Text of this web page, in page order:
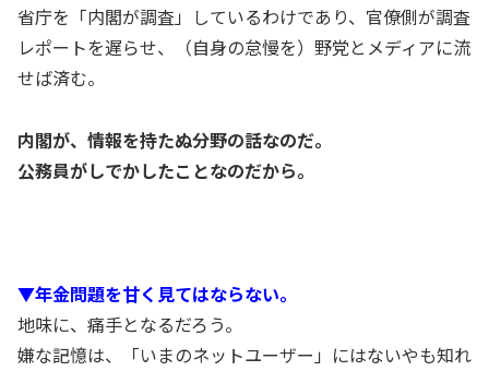
省庁を「内閣が調査」しているわけであり、官僚側が調査
レポートを遅らせ、（自身の怠慢を）野党とメディアに流
せば済む。
内閣が、情報を持たぬ分野の話なのだ。
公務員がしでかしたことなのだから。
▼年金問題を甘く見てはならない。
地味に、痛手となるだろう。
嫌な記憶は、「いまのネットユーザー」にはないやも知れ